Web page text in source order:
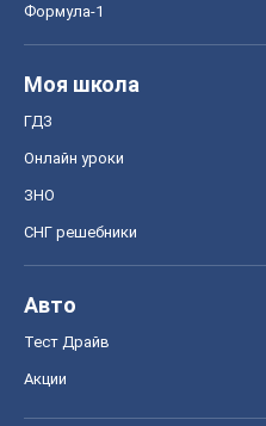
Формула-1
Моя школа
ГДЗ
Онлайн уроки
ЗНО
СНГ решебники
Авто
Тест Драйв
Акции